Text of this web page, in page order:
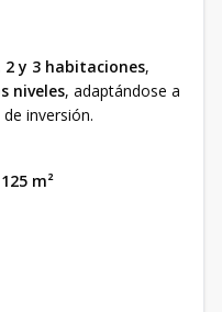
y 3 habitaciones,
niveles, adaptándose a
inversión.
m²